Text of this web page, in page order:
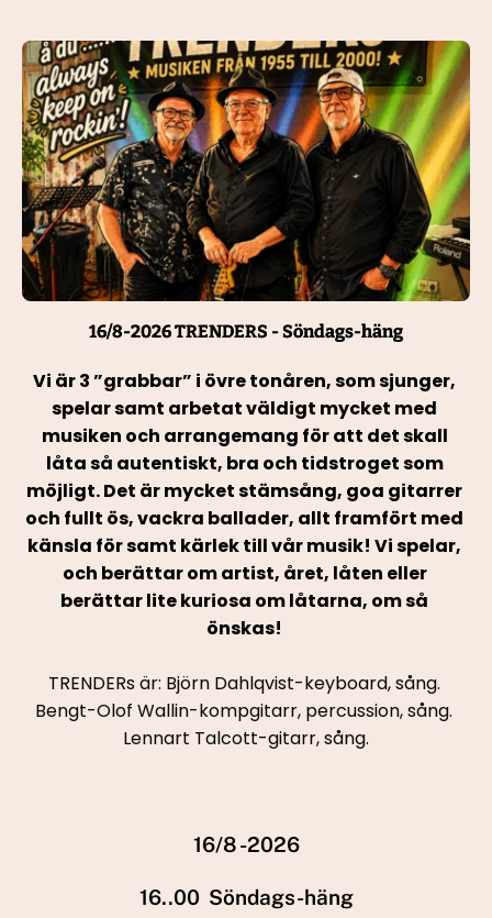
16/8-2026 TRENDERS - Söndags-häng
Vi är 3 ”grabbar” i övre tonåren, som sjunger,
spelar samt arbetat väldigt mycket med
musiken och arrangemang för att det skall
låta så autentiskt, bra och tidstroget som
möjligt. Det är mycket stämsång, goa gitarrer
och fullt ös, vackra ballader, allt framfört med
känsla för samt kärlek till vår musik! Vi spelar,
och berättar om artist, året, låten eller
berättar lite kuriosa om låtarna, om så
önskas!
TRENDERs är: Björn Dahlqvist-keyboard, sång.
Bengt-Olof Wallin-kompgitarr, percussion, sång.
Lennart Talcott-gitarr, sång.
16/8 -2026
16..00  Söndags-häng